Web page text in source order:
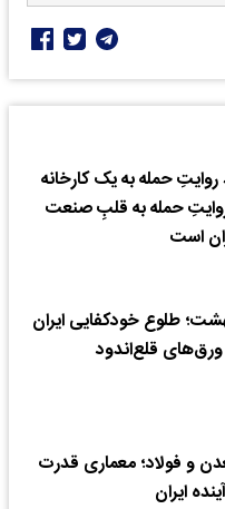
حمله به یک کارخانه
حمله به قلبِ صنعت
است
طلوع خودکفایی ایران
ورق‌های قلع‌اندود
و فولاد؛ معماری قدرت
ایران